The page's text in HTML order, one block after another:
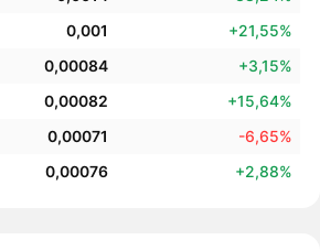
0,001 +21,55%
0,00084 +3,15%
0,00082 +15,64%
0,00071 -6,65%
0,00076 +2,88%